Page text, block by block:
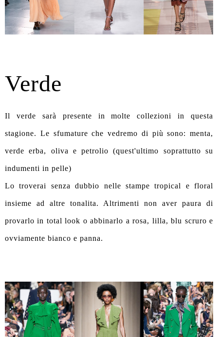
Verde
Il verde sarà presente in molte collezioni in questa
stagione. Le sfumature che vedremo di più sono: menta,
verde erba, oliva e petrolio (quest'ultimo soprattutto su
indumenti in pelle)
Lo troverai senza dubbio nelle stampe tropical e floral
insieme ad altre tonalita. Altrimenti non aver paura di
provarlo in total look o abbinarlo a rosa, lilla, blu scruro e
ovviamente bianco e panna.